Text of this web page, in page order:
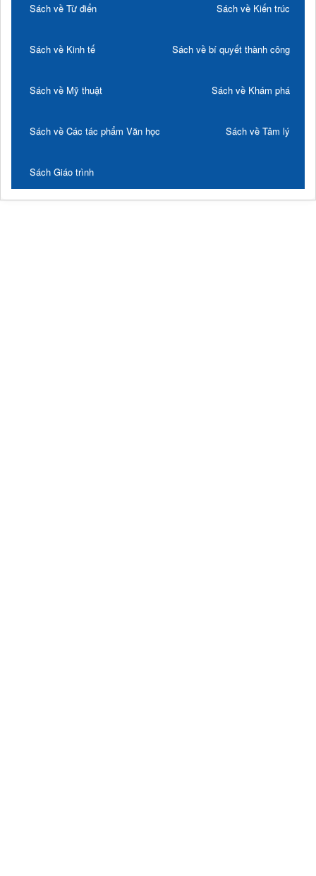
Sách về Từ điển Sách về Kiến trúc
Sách về Kinh tế Sách về bí quyết thành công
Sách về Mỹ thuật Sách về Khám phá
Sách về Các tác phẩm Văn học Sách về Tâm lý
Sách Giáo trình